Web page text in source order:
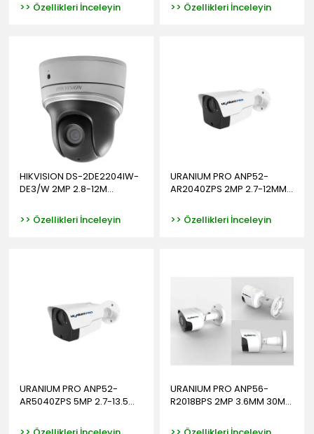
>> Özellikleri İnceleyin >> Özellikleri İnceleyin
HIKVISION DS-2DE2204IW-
DE3/W 2MP 2.8-12M...
>> Özellikleri İnceleyin
URANIUM PRO ANP52-
AR2040ZPS 2MP 2.7-12MM...
>> Özellikleri İnceleyin
URANIUM PRO ANP52-
AR5040ZPS 5MP 2.7-13.5...
URANIUM PRO ANP56-
R2018BPS 2MP 3.6MM 30M...